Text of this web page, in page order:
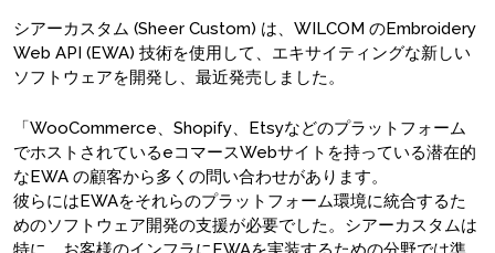
シアーカスタム (Sheer Custom) は、WILCOM のEmbroidery
Web API (EWA) 技術を使用して、エキサイティングな新しい
ソフトウェアを開発し、最近発売しました。
「WooCommerce、Shopify、Etsyなどのプラットフォーム
でホストされているeコマースWebサイトを持っている潜在的
なEWA の顧客から多くの問い合わせがあります。
彼らにはEWAをそれらのプラットフォーム環境に統合するた
めのソフトウェア開発の支援が必要でした。シアーカスタムは